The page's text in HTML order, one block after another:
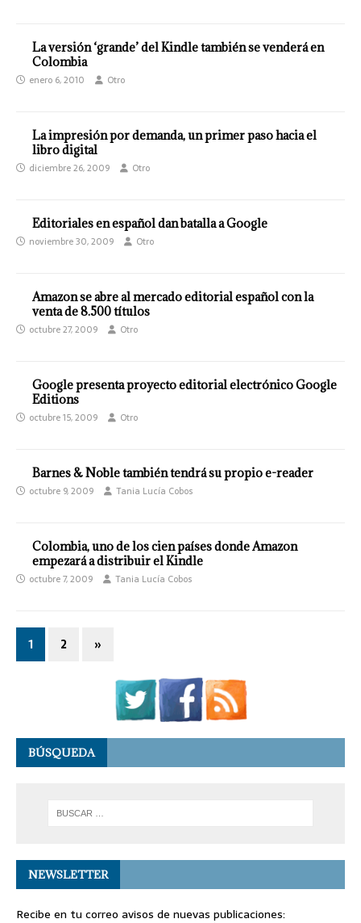
La versión ‘grande’ del Kindle también se venderá en
Colombia
enero 6, 2010 Otro
La impresión por demanda, un primer paso hacia el
libro digital
diciembre 26, 2009 Otro
Editoriales en español dan batalla a Google
noviembre 30, 2009 Otro
Amazon se abre al mercado editorial español con la
venta de 8.500 títulos
octubre 27, 2009 Otro
Google presenta proyecto editorial electrónico Google
Editions
octubre 15, 2009 Otro
Barnes & Noble también tendrá su propio e-reader
octubre 9, 2009 Tania Lucía Cobos
Colombia, uno de los cien países donde Amazon
empezará a distribuir el Kindle
octubre 7, 2009 Tania Lucía Cobos
1 2 »
BÚSQUEDA
NEWSLETTER
Recibe en tu correo avisos de nuevas publicaciones: